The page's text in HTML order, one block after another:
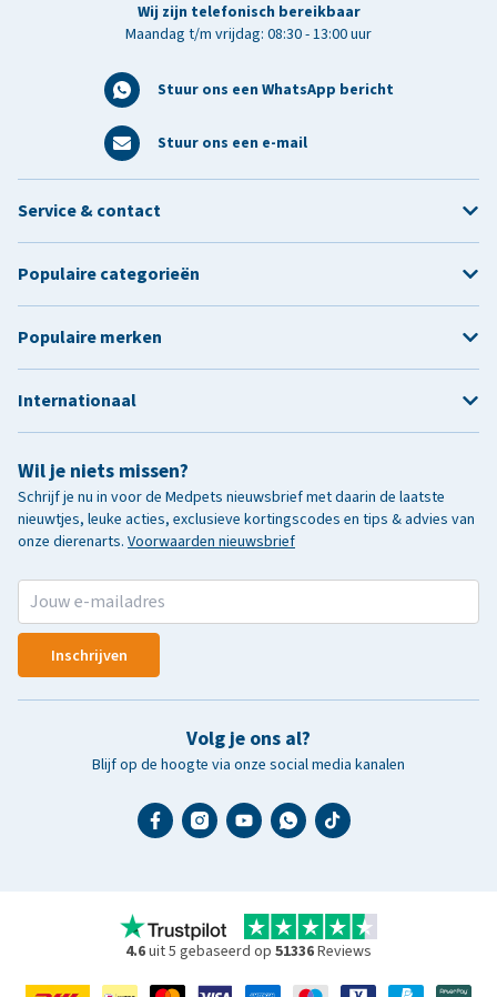
Wij zijn telefonisch bereikbaar
Maandag t/m vrijdag: 08:30 - 13:00 uur
Stuur ons een WhatsApp bericht
Stuur ons een e-mail
Wil je niets missen?
Schrijf je nu in voor de Medpets nieuwsbrief met daarin de laatste
nieuwtjes, leuke acties, exclusieve kortingscodes en tips & advies van
onze dierenarts. Voorwaarden nieuwsbrief
Inschrijven
Volg je ons al?
Blijf op de hoogte via onze social media kanalen
Service & contact
Populaire categorieën
Populaire merken
Internationaal
4.6uit 5 gebaseerd op 51336Reviews